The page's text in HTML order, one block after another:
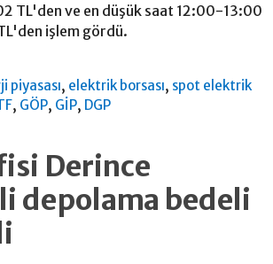
TL'den ve en düşük saat 12:00-13:00
işlem gördü.
piyasası, elektrik borsası, spot elektrik
, GÖP, GİP, DGP
Derince
depolama bedeli